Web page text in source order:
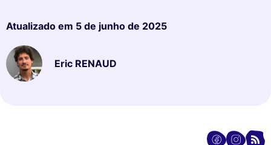
Atualizado em 5 de junho de 2025
Eric RENAUD